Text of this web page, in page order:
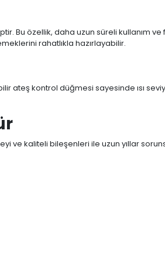
Bu özellik, daha uzun süreli kullanım
rahatlıkla hazırlayabilir.
ateş kontrol düğmesi sayesinde ısı
ve kaliteli bileşenleri ile uzun yıllar